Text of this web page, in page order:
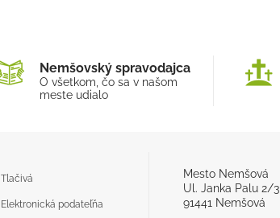
Nemšovský spravodajca
O všetkom, čo sa v našom
meste udialo
Tlačivá
Elektronická podateľňa
Mesto Nemšová
Ul. Janka Palu 2/3
91441 Nemšová